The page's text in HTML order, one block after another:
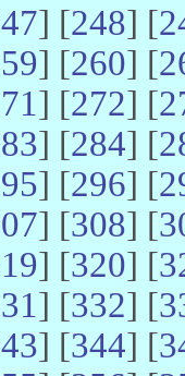
] [248] [
] [260] [
] [272] [
] [284] [
] [296] [
] [308] [
] [320] [
] [332] [
] [344] [